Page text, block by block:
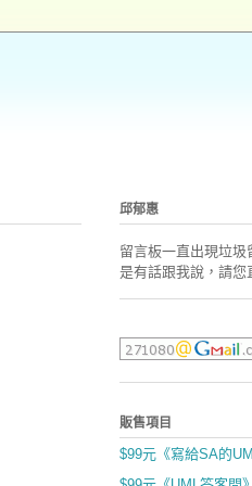
邱郁惠
留言板一直出現垃
是有話跟我說，請您
販售項目
$99元《寫給SA的